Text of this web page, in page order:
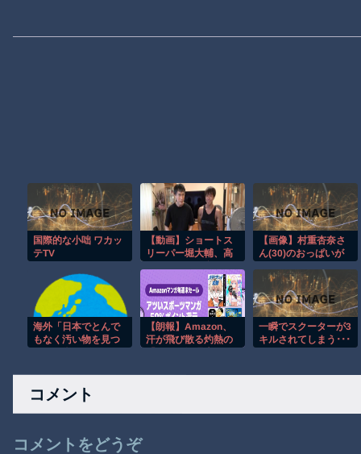
国際的な小咄 ワカッ
テTV
【動画】ショートス
リーパー堀大輔、高
マジギレ！怖すぎる
と話題に
【画像】村重杏奈さ
ん(30)のおっぱいが
wwwwwwwwwwww
海外「日本でとんで
もなく汚い物を見つ
何故？」
【朗報】Amazon、
汗が飛び散る灼熱の
開催！
一瞬でスクーターが3
キルされてしまう･･･
コメント
コメントをどうぞ